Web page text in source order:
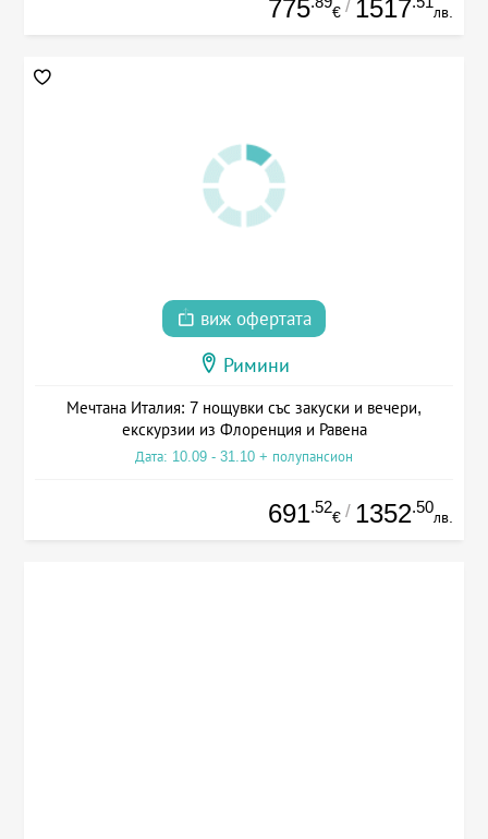
775 € / 1517 лв.
виж офертата
Римини
Мечтана Италия: 7 нощувки със закуски и вечери,
екскурзии из Флоренция и Равена
Дата: 10.09 - 31.10 + полупансион
691.52
€ / 1352.50
лв.